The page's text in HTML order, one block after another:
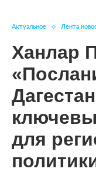
Актуальное Лента
Ханлар
для